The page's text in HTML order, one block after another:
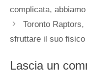
complicata,
Toronto Raptors,
sfruttare il suo fisico
Lascia un